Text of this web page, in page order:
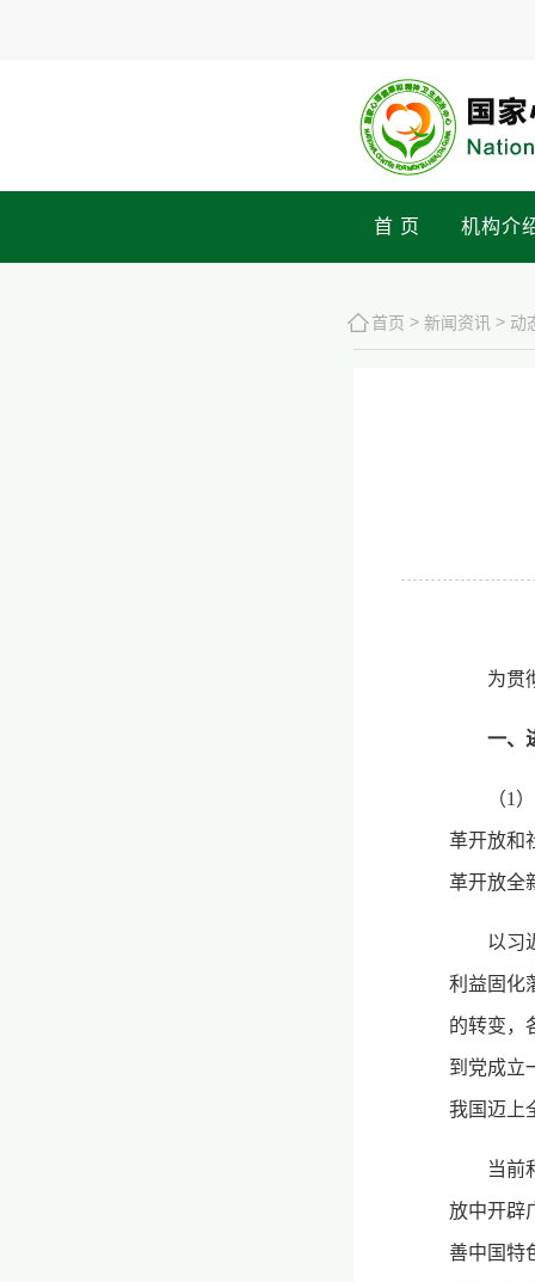
首 页 机构介
首页 > 新闻资讯 > 动
为贯
一、
（1
革开放和
革开放全
以习
利益固化
的转变，
到党成立
我国迈上
当前
放中开辟
善中国特